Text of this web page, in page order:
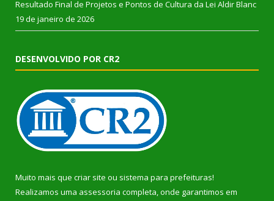
Resultado Final de Projetos e Pontos de Cultura da Lei Aldir Blanc
19 de janeiro de 2026
DESENVOLVIDO POR CR2
Muito mais que criar site ou sistema para prefeituras!
Realizamos uma assessoria completa, onde garantimos em